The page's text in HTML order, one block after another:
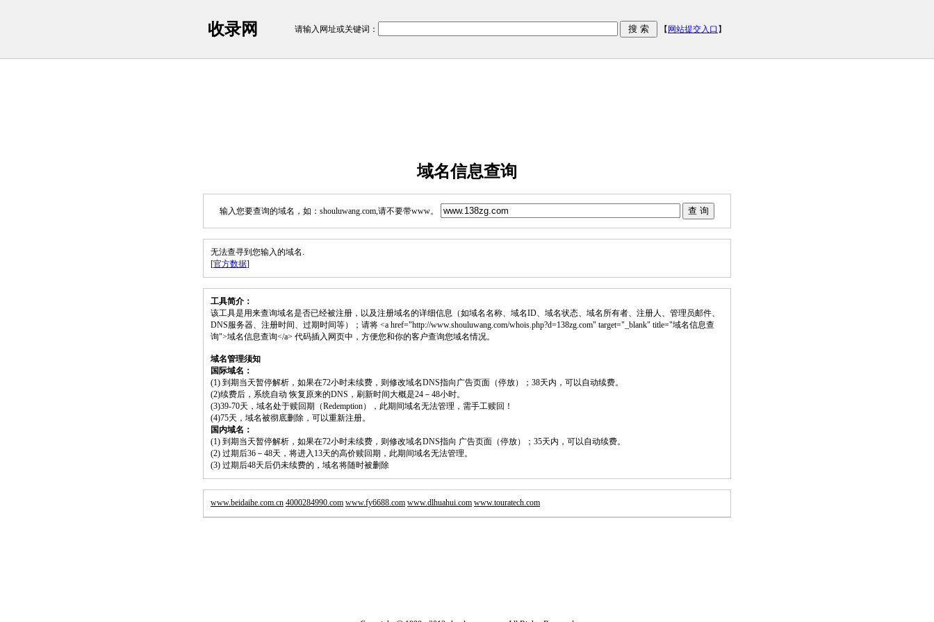
收录网 请输入网址或关键词： 【 网站提交入口 】
域名信息查询
输入您要查询的域名，如：shouluwang.com,请不要带www。
无法查寻到您输入的域名.
[官方数据]
工具简介：
该工具是用来查询域名是否已经被注册，以及注册域名的详细信息（如域名名称、域名ID、域名状态、域名所有者、注册人、管理员邮件、
DNS服务器、注册时间、过期时间等）；请将 <a href="http://www.shouluwang.com/whois.php?d=138zg.com" target="_blank" title="域名信息查
询">域名信息查询</a> 代码插入网页中，方便您和你的客户查询您域名情况。
域名管理须知
国际域名：
(1) 到期当天暂停解析，如果在72小时未续费，则修改域名DNS指向广告页面（停放）；38天内，可以自动续费。
(2)续费后，系统自动 恢复原来的DNS，刷新时间大概是24－48小时。
(3)39-70天，域名处于赎回期（Redemption），此期间域名无法管理，需手工赎回！
(4)75天，域名被彻底删除，可以重新注册。
国内域名：
(1) 到期当天暂停解析，如果在72小时未续费，则修改域名DNS指向 广告页面（停放）；35天内，可以自动续费。
(2) 过期后36－48天，将进入13天的高价赎回期，此期间域名无法管理。
(3) 过期后48天后仍未续费的，域名将随时被删除
www.beidaihe.com.cn 4000284990.com www.fy6688.com www.dlhuahui.com www.touratech.com